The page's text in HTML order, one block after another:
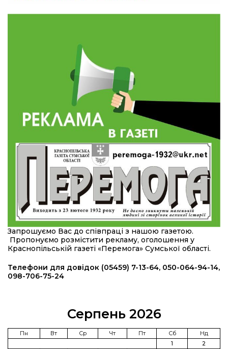
Обмежено придатний, але безмежно
вмотивований: Як колишній лісівник став асом
артилерії
490 пацієнтів та 15 відвіданих сіл: МБФ
«Альянс громадського здоров’я» підбив
підсумки роботи мобільних клінік у Сумській
області
12:24
23 лип
Покинув безпечне життя за кордоном, щоб
захистити рідну землю: пам’яті Сергія
Балабаєнка (ВІДЕО)
23 лип
Командир гармати Руслан Козирін: «Змінити
підрозділ чи бригаду – навіть думки не було»
20:36
22 лип
Нова кав’ярня в Сумах: як родина військового
з Краснопілля відкрила «Лев каву» за грантові
кошти (ВІДЕО)
14:37
21 лип
Захищав кордон до останнього подиху:
пам’яті полеглого прикордонника Олександра
Від штанги до «крил»: як спорт і характер
колишнього паверліфтера гартують перемогу
Запрошуємо Вас до співпраці з нашою газетою.
Пропонуємо розмістити рекламу, оголошення у
Краснопільській газеті «Перемога» Сумської області.
Телефони для довідок (05459) 7-13-64, 050-064-94-14,
098-706-75-24
Серпень 2026
Пн Вт Ср Чт Пт Сб
Нд
1
2